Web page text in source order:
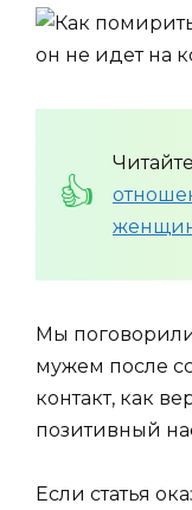
Мы
мужем после
контакт, как
позитивный
Если статья